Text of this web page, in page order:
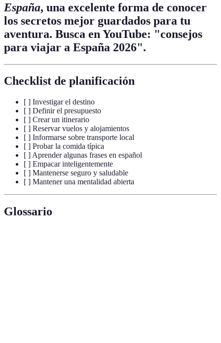
España, una excelente forma de conocer
los secretos mejor guardados para tu
aventura. Busca en YouTube: "consejos
para viajar a España 2026".
Checklist de planificación
[ ] Investigar el destino
[ ] Definir el presupuesto
[ ] Crear un itinerario
[ ] Reservar vuelos y alojamientos
[ ] Informarse sobre transporte local
[ ] Probar la comida típica
[ ] Aprender algunas frases en español
[ ] Empacar inteligentemente
[ ] Mantenerse seguro y saludable
[ ] Mantener una mentalidad abierta
Glossario